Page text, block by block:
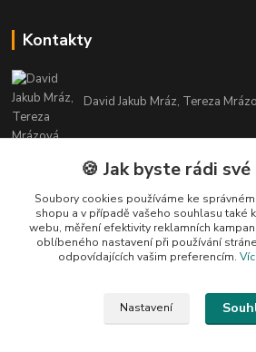
Kontakty
David Jakub Mráz, Tereza
info@bylinky-maya.cz
🍪 Jak byste rádi své
Soubory cookies používáme ke
shopu a v případě vašeho souhlasu také
webu, měření efektivity reklamních
oblíbeného nastavení při používání
odpovídajících vašim preferencím.
Nastavení